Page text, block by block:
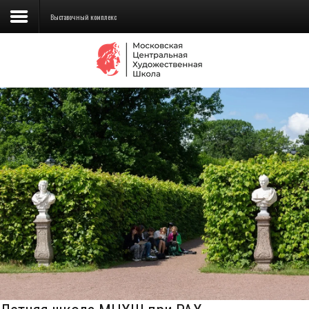
Сведения об образовательной
Школа
Училище
Детская Художественная школа
Поступающим
Подготовка
Образование
Доп. образование
Выставочный комплекс